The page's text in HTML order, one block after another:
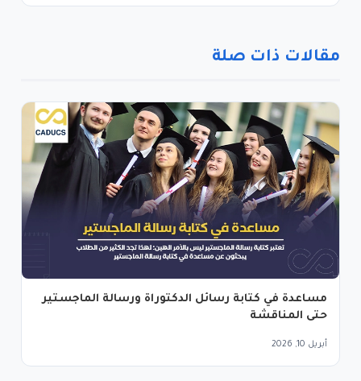
مقالات ذات صلة
مساعدة في كتابة رسائل الدكتوراة ورسالة الماجستير
حتى المناقشة
أبريل 10, 2026